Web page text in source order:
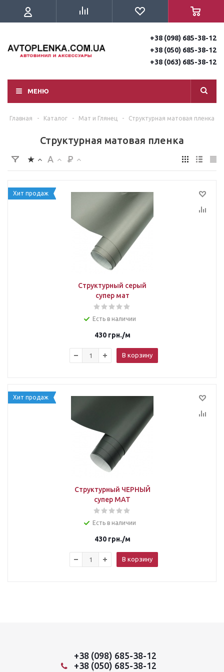
+38 (098) 685-38-12
+38 (050) 685-38-12
+38 (063) 685-38-12
МЕНЮ
Главная - Каталог - Мат и Глянец - Структурная матовая пленка
Структурная матовая пленка
Хит продаж
Структурный серый
супер мат
Есть в наличии
430грн./м
В корзину
Хит продаж
Структурный ЧЕРНЫЙ
супер МАТ
Есть в наличии
430грн./м
В корзину
+38 (098) 685-38-12
+38 (050) 685-38-12